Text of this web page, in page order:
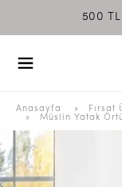
500 TL
Anasayfa »
Fırsat
» Müslin Yatak